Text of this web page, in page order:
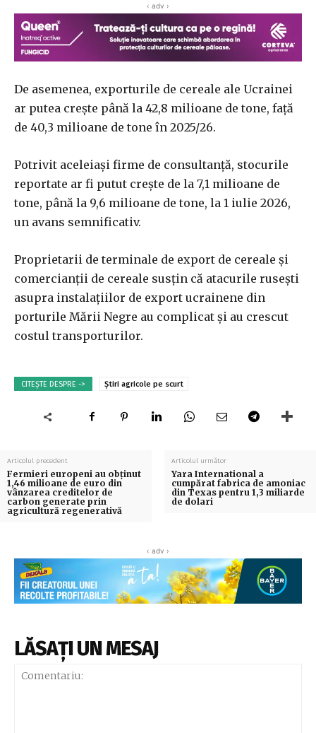
‹ adv ›
De asemenea, exporturile de cereale ale Ucrainei
ar putea creşte până la 42,8 milioane de tone, faţă
de 40,3 milioane de tone în 2025/26.
Potrivit aceleiaşi firme de consultanţă, stocurile
reportate ar fi putut creşte de la 7,1 milioane de
tone, până la 9,6 milioane de tone, la 1 iulie 2026,
un avans semnificativ.
Proprietarii de terminale de export de cereale şi
comercianţii de cereale susţin că atacurile ruseşti
asupra instalaţiilor de export ucrainene din
porturile Mării Negre au complicat şi au crescut
costul transporturilor.
CITEȘTE DESPRE -> Știri agricole pe scurt
Articolul precedent
Fermieri europeni au obținut
1,46 milioane de euro din
vânzarea creditelor de
carbon generate prin
agricultură regenerativă
Articolul următor
Yara International a
cumpărat fabrica de amoniac
din Texas pentru 1,3 miliarde
de dolari
‹ adv ›
LĂSAȚI UN MESAJ